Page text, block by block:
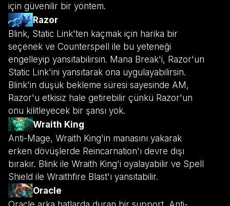
için güvenilir bir yöntem.
Razor
Blink, Static Link'ten kaçmak için harika bir
seçenek ve Counterspell ile bu yeteneği
engelleyip yansıtabilirsin. Mana Break'i, Razor'un
Static Link'ini yansıtarak ona uygulayabilirsin.
Blink'in düşük bekleme süresi sayesinde AM,
Razor'u etkisiz hale getirebilir çünkü Razor'un
onu kilitleyecek bir şansı yok.
Wraith King
Anti-Mage, Wraith King'in manasını yakarak
erken dövüşlerde Reincarnation'ı devre dışı
bırakır. Blink ile Wraith King'i oyalayabilir ve Spell
Shield ile Wraithfire Blast'ı yansıtabilir.
Oracle